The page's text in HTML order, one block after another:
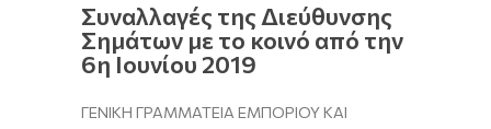
Συναλλαγές της Διεύθυνσης
Σημάτων με το κοινό από την
6η Ιουνίου 2019
ΓΕΝΙΚΗ ΓΡΑΜΜΑΤΕΙΑ ΕΜΠΟΡΙΟΥ ΚΑΙ